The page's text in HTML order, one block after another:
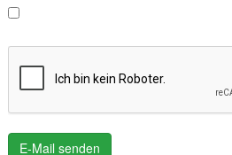
E-Mail senden